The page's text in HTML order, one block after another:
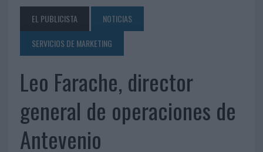
EL PUBLICISTA
NOTICIAS
SERVICIOS DE MARKETING
Leo Farache, director
general de operaciones de
Antevenio